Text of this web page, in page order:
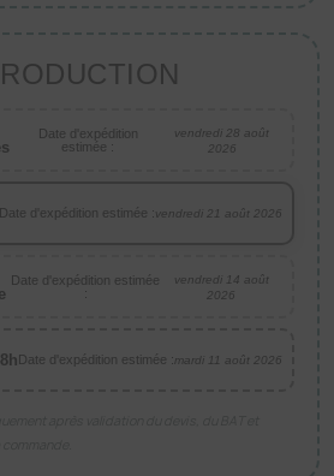
Date d'expédition
estimée :
vendredi 28 août
2026
Date d'expédition estimée :vendredi 21 août 2026
Date d'expédition estimée
:
vendredi 14 août
2026
Date d'expédition estimée :mardi 11 août 2026